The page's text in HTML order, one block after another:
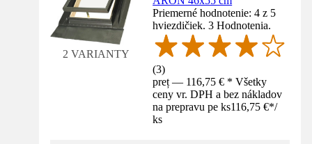
2 VARIANTY
Priemerné hodnotenie: 4 z 5
hviezdičiek. 3 Hodnotenia.
(3)
preț — 116,75 € * Všetky
ceny vr. DPH a bez nákladov
na prepravu pe ks116,75 €*/
ks